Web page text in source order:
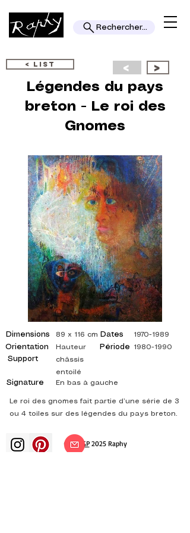
Rechercher...
< LIST < >
Légendes du pays
breton - Le roi des
Gnomes
Dimensions
Orientation
Support
Signature
89 x 116 cm
Dates
Période
Hauteur
châssis
entoilé
En bas à gauche
1970-1989
1980-1990
Le roi des gnomes fait partie d’une série de 3
ou 4 toiles sur des légendes du pays breton.
© ADAGP2025 Raphy​